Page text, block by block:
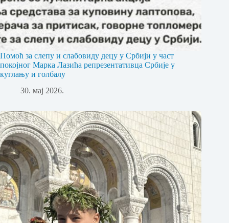
Помоћ за слепу и слабовиду децу у Србији у част
покојног Марка Лазића репрезентативца Србије у
куглању и голбалу
30. мај 2026.